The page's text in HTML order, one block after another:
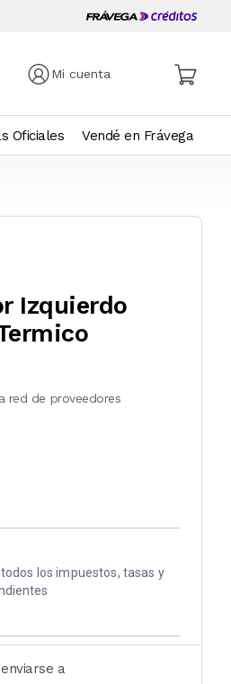
Mi cuenta
Oficiales Vendé en Frávega
Izquierdo
red de proveedores
los impuestos, tasas y
a